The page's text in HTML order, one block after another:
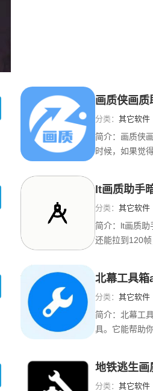
画质侠画质
分类： 其它软件
简介： 画质侠
时候，如果觉
而且操作简单
lt画质助手
分类： 其它软件
简介： lt画质助
还能拉到120
服实际也没太
北幕工具箱
分类： 其它软件
简介： 北幕工
具。它能帮助
还颇具实用性
地铁逃生画
分类： 其它软件